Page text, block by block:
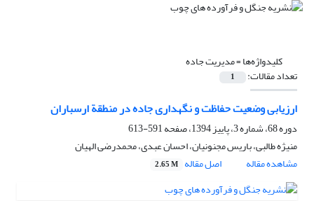
کلیدواژه‌ها =مدیریت جاده
تعداد مقالات: 1
ارزیابی وضعیت حفاظت و نگهداری جاده در منطقة ارسباران
دوره 68، شماره 3، پاییز 1394، صفحه
591-613
منیژه طالبی، باریس مجنونیان، احسان عبدی، محمدرضی الهیان
مشاهده مقاله
اصل مقاله 2.65 M